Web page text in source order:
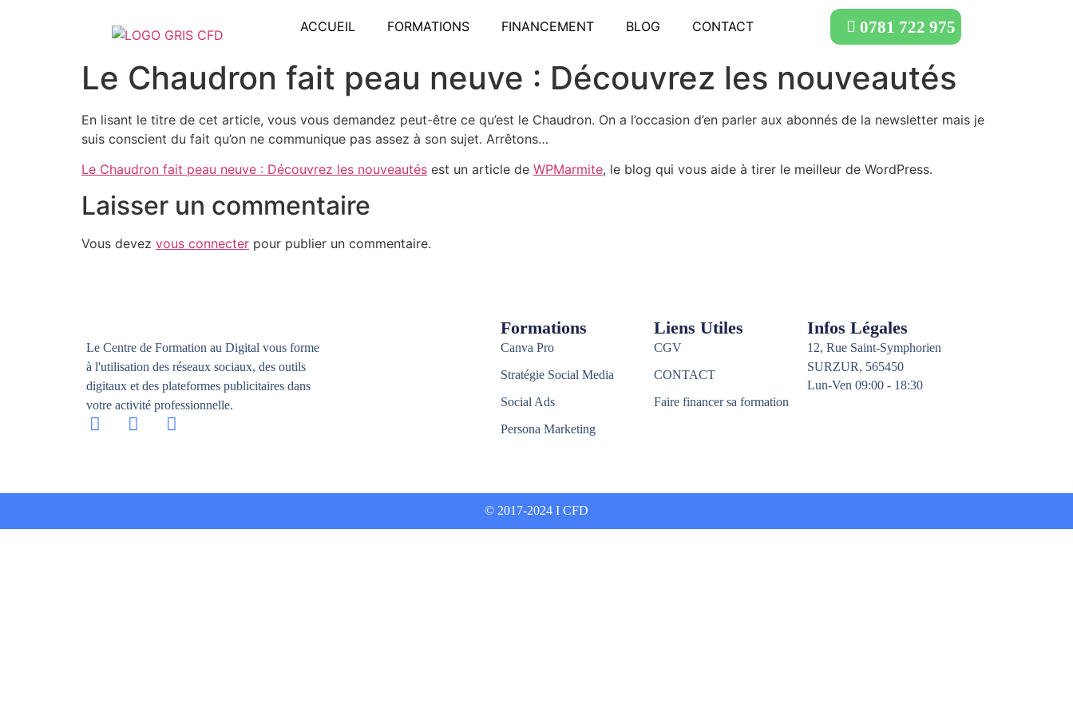
ACCUEIL FORMATIONS FINANCEMENT BLOG CONTACT 0781 722 975
Le Chaudron fait peau neuve : Découvrez les nouveautés
En lisant le titre de cet article, vous vous demandez peut-être ce qu’est le Chaudron. On a l’occasion d’en parler aux abonnés de la newsletter mais je
suis conscient du fait qu’on ne communique pas assez à son sujet. Arrêtons…
Le Chaudron fait peau neuve : Découvrez les nouveautés est un article de WPMarmite, le blog qui vous aide à tirer le meilleur de WordPress.
Laisser un commentaire
Vous devez vous connecter pour publier un commentaire.
Le Centre de Formation au Digital vous forme
à l'utilisation des réseaux sociaux, des outils
digitaux et des plateformes publicitaires dans
votre activité professionnelle.
Formations
Canva Pro
Stratégie Social Media
Social Ads
Persona Marketing
Liens Utiles
CGV
CONTACT
Faire financer sa formation
Infos Légales
12, Rue Saint-Symphorien
SURZUR, 565450
Lun-Ven 09:00 - 18:30
© 2017-2024 I CFD